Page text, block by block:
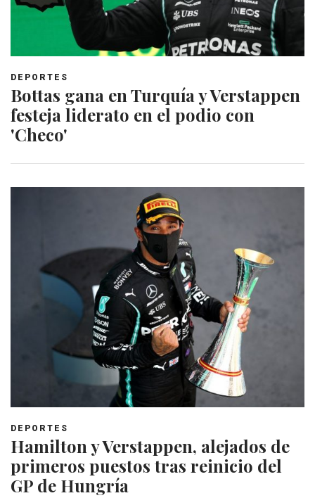
DEPORTES
Bottas gana en Turquía y Verstappen
festeja liderato en el podio con
'Checo'
DEPORTES
Hamilton y Verstappen, alejados de
primeros puestos tras reinicio del
GP de Hungría